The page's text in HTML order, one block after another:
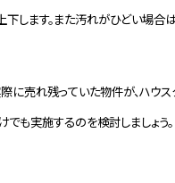
ます。また汚れがひどい場合
売れ残っていた物件が、ハウ
も実施するのを検討しましょう。